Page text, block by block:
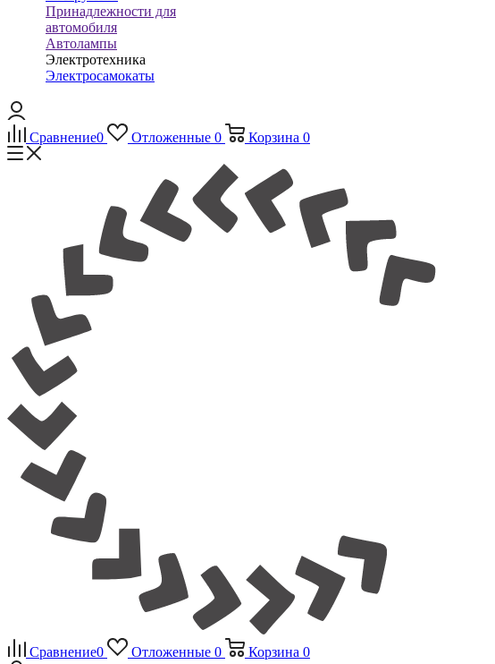
Принадлежности для
автомобиля
Автолампы
Электротехника
Электросамокаты
Сравнение0 Отложенные 0 Корзина 0
Сравнение0 Отложенные 0 Корзина 0